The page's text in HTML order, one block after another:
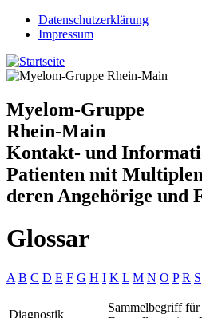
Jump to navigation
Datenschutzerklärung
Impressum
Myelom-Gruppe
Rhein-Main
Kontakt- und
Patienten mit
deren Angehörige und
Glossar
A B C D E F G H I K L M N O P R S
Diagnostik
Sammelbegriff